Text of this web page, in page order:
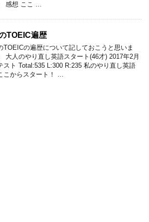
感想 ここ …
TOEIC遍歴
TOEICの遍歴について記しておこうと思いま
大人のやり直し英語スタート(46才) 2017年2月
スト Total:535 L:300 R:235 私のやり直し英語
こからスタート！ …